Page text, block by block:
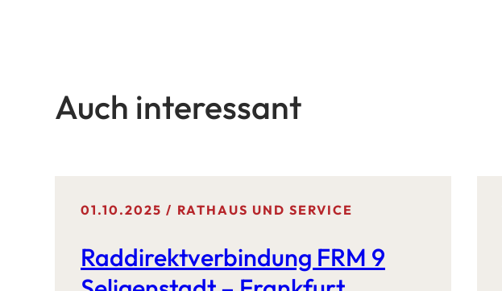
Auch interessant
01.10.2025 RATHAUS UND SERVICE
Raddirektverbindung FRM 9